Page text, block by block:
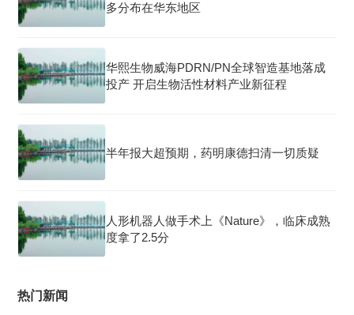
多分布在华东地区
华熙生物威海PDRN/PN全球智造基地落成
投产 开启生物活性材料产业新征程
半年报大超预期，药明康德扫清一切质疑
人形机器人做手术上《Nature》，临床成熟
度拿了2.5分
热门新闻